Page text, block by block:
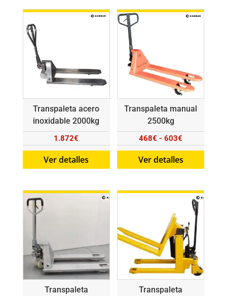
552€
Transpaleta acero
inoxidable 2000kg
1.872€
Ver detalles
Transpaleta manual
2500kg
468€ - 603€
de
precios:
468€
hasta
603€
Ver detalles
Transpaleta
Transpaleta